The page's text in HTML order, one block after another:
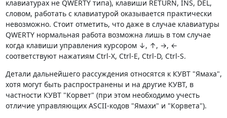
клавиатурах не QWERTY типа), клавиши RETURN, INS, DEL,
словом, работать с клавиатурой оказывается практически
невозможно. Стоит отметить, что даже в случае клавиатуры
QWERTY нормальная работа возможна лишь в том случае
когда клавиши управления курсором ↓, ↑, →, ←
соответствуют нажатиям Ctrl-X, Ctrl-E, Ctrl-D, Ctrl-S.
Детали дальнейшего рассуждения относятся к КУВТ "Ямаха",
хотя могут быть распространены и на другие КУВТ, в
частности КУВТ "Корвет" (при этом необходимо учесть
отличие управляющих ASCII-кодов "Ямахи" и "Корвета").